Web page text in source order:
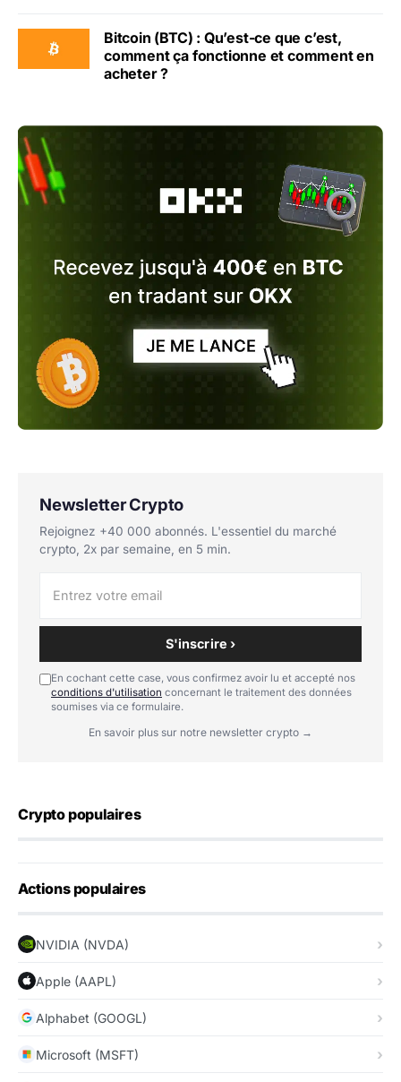
Bitcoin (BTC) : Qu’est-ce que c’est,
comment ça fonctionne et comment en
acheter ?
Newsletter Crypto
Rejoignez +40 000 abonnés. L'essentiel du marché
crypto, 2x par semaine, en 5 min.
S'inscrire ›
En cochant cette case, vous confirmez avoir lu et accepté nos
conditions d'utilisation concernant le traitement des données
soumises via ce formulaire.
En savoir plus sur notre newsletter crypto →
Crypto populaires
Actions populaires
NVIDIA (NVDA)
Apple (AAPL)
Alphabet (GOOGL)
Microsoft (MSFT)